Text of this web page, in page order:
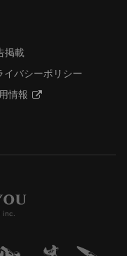
掲載
イバシーポリシー
情報